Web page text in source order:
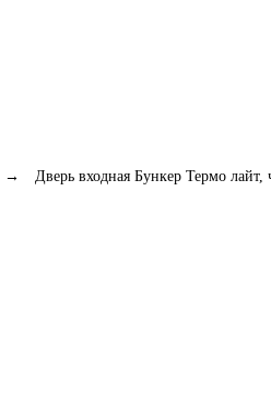
→ Дверь входная Бункер Термо